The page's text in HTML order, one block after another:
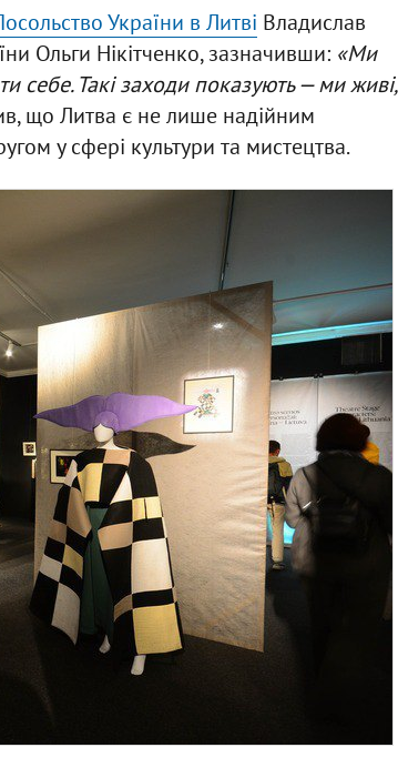
України в Литві Владислав
Ольги Нікітченко, зазначивши: «Ми
себе. Такі заходи показують — ми живі,
що Литва є не лише надійним
у сфері культури та мистецтва.